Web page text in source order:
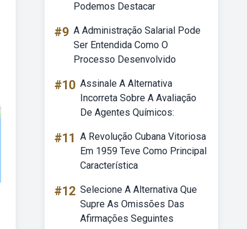
Podemos Destacar
#9 A Administração Salarial Pode
Ser Entendida Como O
Processo Desenvolvido
#10 Assinale A Alternativa
Incorreta Sobre A Avaliação
De Agentes Químicos:
#11 A Revolução Cubana Vitoriosa
Em 1959 Teve Como Principal
Característica
#12 Selecione A Alternativa Que
Supre As Omissões Das
Afirmações Seguintes